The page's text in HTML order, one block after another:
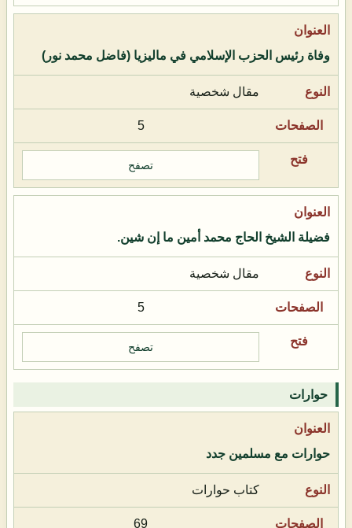
وفاة رئيس الحزب الإسلامي في ماليزيا (فاضل محمد نور)
مقال شخصية
5
تصفح
فضيلة الشيخ الحاج محمد أمين ما إن شين.
مقال شخصية
5
تصفح
حوارات
حوارات مع مسلمين جدد
كتاب حوارات
69